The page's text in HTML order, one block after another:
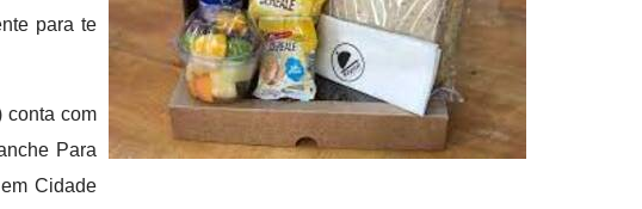
para te
conta com
Para
Cidade